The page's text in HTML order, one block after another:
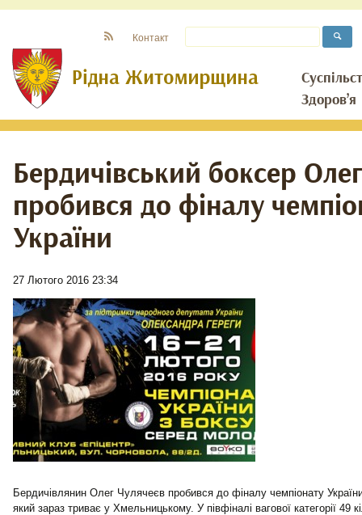
Здоров’я
Контакт
Бердичівський боксер
пробився до фіналу
України
27 Лютого 2016 23:34
Бердичівлянин Олег Чулячеєв пробився до фіналу чемпіонату
який зараз триває у Хмельницькому. У півфіналі вагової категорії 49